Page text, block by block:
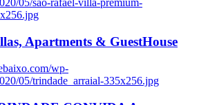
05/sao-rafael-villa-premium-
Apartments & GuestHouse
wp-
05/trindade_arraial-335x256.jpg